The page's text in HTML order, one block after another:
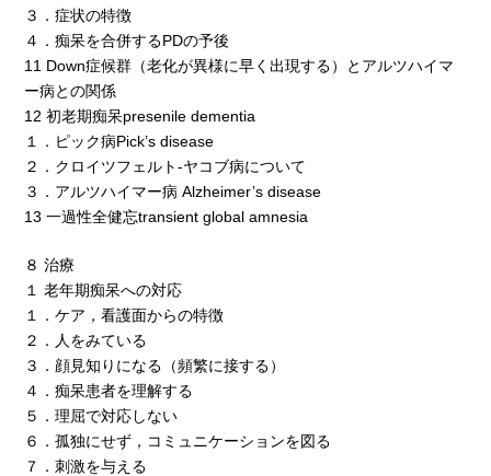
３．症状の特徴
４．痴呆を合併するPDの予後
11 Down症候群（老化が異様に早く出現する）とアルツハイマ
ー病との関係
12 初老期痴呆presenile dementia
１．ピック病Pick’s disease
２．クロイツフェルト-ヤコブ病について
３．アルツハイマー病 Alzheimer’s disease
13 一過性全健忘transient global amnesia
８ 治療
１ 老年期痴呆への対応
１．ケア，看護面からの特徴
２．人をみている
３．顔見知りになる（頻繁に接する）
４．痴呆患者を理解する
５．理屈で対応しない
６．孤独にせず，コミュニケーションを図る
７．刺激を与える